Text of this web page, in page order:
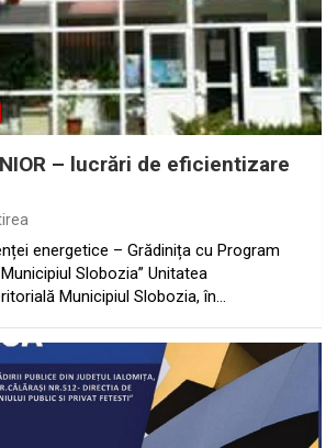
– lucrări de eficientizare
energetice – Grădinița cu Program
Slobozia” Unitatea
Municipiul Slobozia, în…